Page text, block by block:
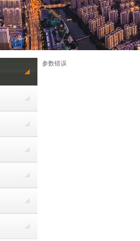
参数错误